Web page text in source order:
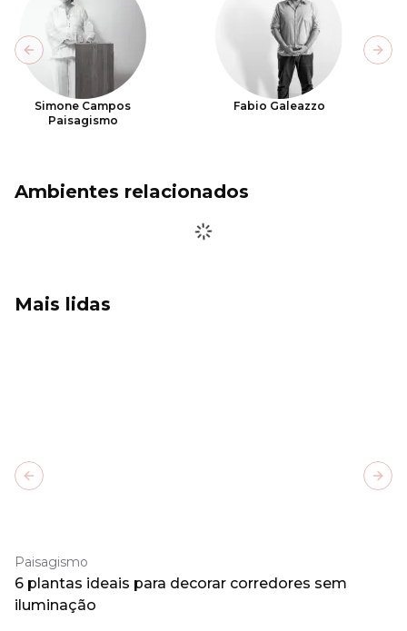
Simone Campos
Paisagismo
Fabio Galeazzo
Previous slide
Ambientes relacionados
Mais lidas
Paisagismo
6 plantas ideais para decorar corredores sem
iluminação
Previous slide